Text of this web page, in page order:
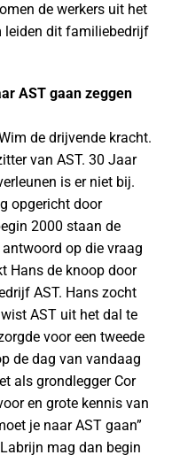
de werkers uit het
leiden dit familiebedrijf
AST gaan zeggen
de drijvende kracht.
van AST. 30 Jaar
is er niet bij.
opgericht door
2000 staan de
op die vraag
Hans de knoop door
AST. Hans zocht
AST uit het dal te
voor een tweede
de dag van vandaag
als grondlegger Cor
en grote kennis van
je naar AST gaan”
mag dan begin